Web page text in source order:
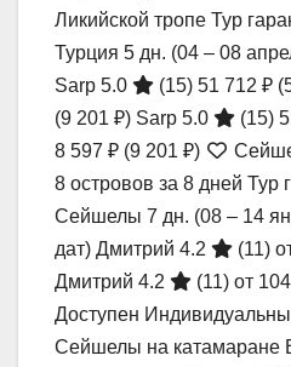
Ликийской тропе Тур
Турция 5 дн. (04 – 08
Sarp 5.0
(15) 51 712 ₽
(9 201 ₽) Sarp 5.0 (15)
8 597 ₽ (9 201 ₽)
8 островов за 8 дней Тур
Сейшелы 7 дн. (08 – 14
дат) Дмитрий 4.2 (11)
Дмитрий 4.2
(11) от
Доступен
Сейшелы на катамаране